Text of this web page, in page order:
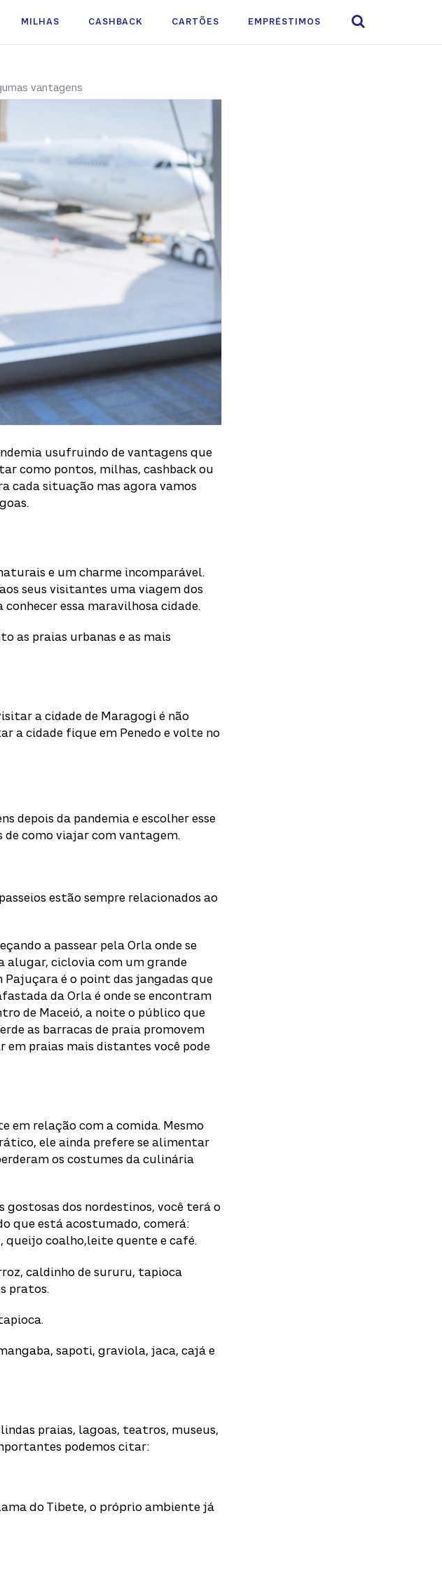
MILHAS CASHBACK CARTÕES EMPRÉSTIMOS 
vantagens
usufruindo de vantagens que
como pontos, milhas, cashback ou
cada situação mas agora vamos
e um charme incomparável.
seus visitantes uma viagem dos
essa maravilhosa cidade.
as praias urbanas e as mais
a cidade de Maragogi é não
a cidade fique em Penedo e volte no
depois da pandemia e escolher esse
de como viajar com vantagem.
estão sempre relacionados ao
a passear pela Orla onde se
alugar, ciclovia com um grande
Pajuçara é o point das jangadas que
da Orla é onde se encontram
de Maceió, a noite o público que
as barracas de praia promovem
em praias mais distantes você pode
em relação com a comida. Mesmo
ele ainda prefere se alimentar
os costumes da culinária
gostosas dos nordestinos, você terá o
que está acostumado, comerá:
queijo coalho,leite quente e café.
caldinho de sururu, tapioca
pratos.
sapoti, graviola, jaca, cajá e
praias, lagoas, teatros, museus,
podemos citar:
do Tibete, o próprio ambiente já